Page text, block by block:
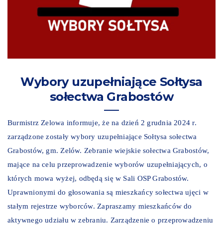
Wybory uzupełniające Sołtysa
sołectwa Grabostów
Burmistrz Zelowa informuje, że na dzień 2 grudnia 2024 r.
zarządzone zostały wybory uzupełniające Sołtysa sołectwa
Grabostów, gm. Zelów. Zebranie wiejskie sołectwa Grabostów,
mające na celu przeprowadzenie wyborów uzupełniających, o
których mowa wyżej, odbędą się w Sali OSP Grabostów.
Uprawnionymi do głosowania są mieszkańcy sołectwa ujęci w
stałym rejestrze wyborców. Zapraszamy mieszkańców do
aktywnego udziału w zebraniu. Zarządzenie o przeprowadzeniu